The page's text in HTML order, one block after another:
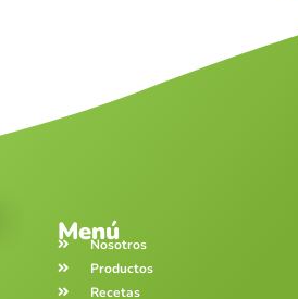
MenúNosotros
Productos
Recetas